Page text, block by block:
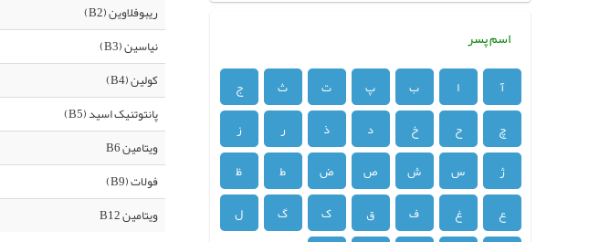
ریبوفلاوین (B2)
نیاسین (B3)
کولین (B4)
پانتوتنیک اسید (B5)
ویتامین B6
فولات (B9)
ویتامین B12
اسم پسر
آ ا ب پ ت ث
ج
چ
ح خ د ذ ر
ز
ژ
س ش ص ض ط
ظ
ع
غ ف ق ک گ
ل